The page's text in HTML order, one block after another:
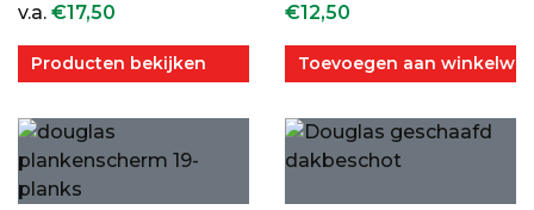
v.a. €17,50
Producten bekijken
€12,50
Toevoegen aan